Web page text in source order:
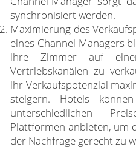
synchronisiert werden.
Maximierung des
eines Channel-Managers
ihre Zimmer auf
Vertriebskanälen zu
ihr Verkaufspotenzial
steigern. Hotels
unterschiedlichen
Plattformen anbieten, um
der Nachfrage gerecht zu